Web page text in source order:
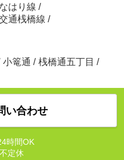
はり線 /
通桟橋線 /
小篭通 / 桟橋通五丁目 /
い合わせ
時間OK
不定休